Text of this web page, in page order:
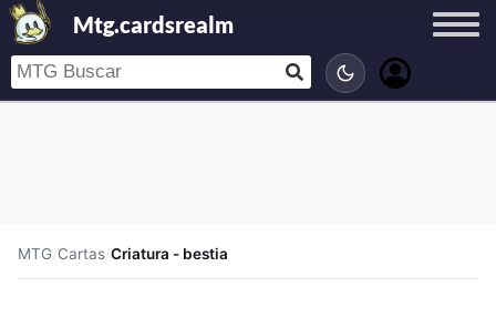
Mtg.cardsrealm
MTG/Cartas/Criatura - bestia